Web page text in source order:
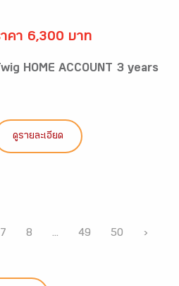
าคา 6,300 บาท
HOME ACCOUNT 3 years
ดูรายละเอียด
7 8 ... 49 50 ›